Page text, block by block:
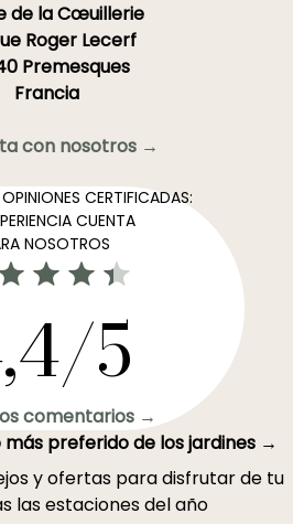
de la Cœuillerie
Roger Lecerf
Premesques
Francia
con nosotros →
CERTIFICADAS:
CUENTA
NOSOTROS
5
comentarios →
preferido de los jardines →
y ofertas para disfrutar de tu
las estaciones del año